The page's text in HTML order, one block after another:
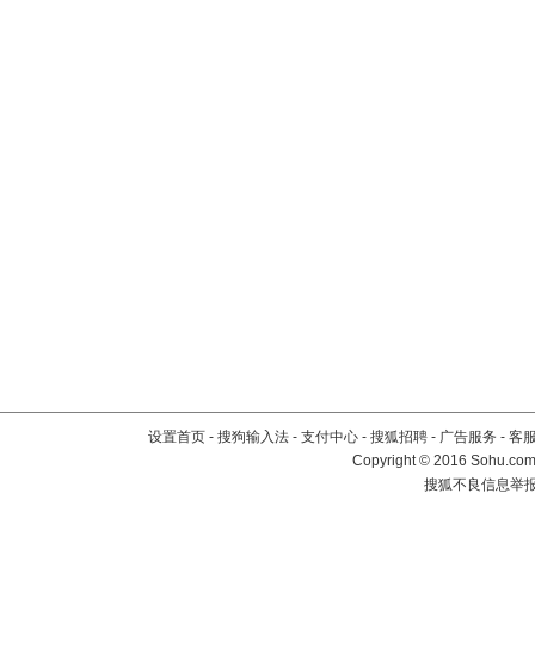
设置首页 - 搜狗输入法 - 支付中心 - 搜狐招聘 - 广告服务 - 客
Copyright©2016
搜狐不良信息举